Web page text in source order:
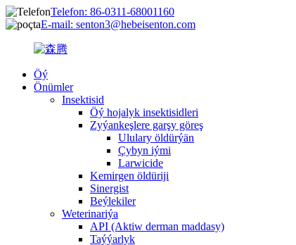
Telefon: 86-0311-68001160
E-mail: senton3@hebeisenton.com
Öý
Önümler
Insektisid
Öý hojalyk insektisidleri
Zyýankeşlere garşy göreş
Ululary öldürýän
Çybyn iými
Larwicide
Kemirgen öldüriji
Sinergist
Beýlekiler
Weterinariýa
API (Aktiw derman maddasy)
Taýýarlyk